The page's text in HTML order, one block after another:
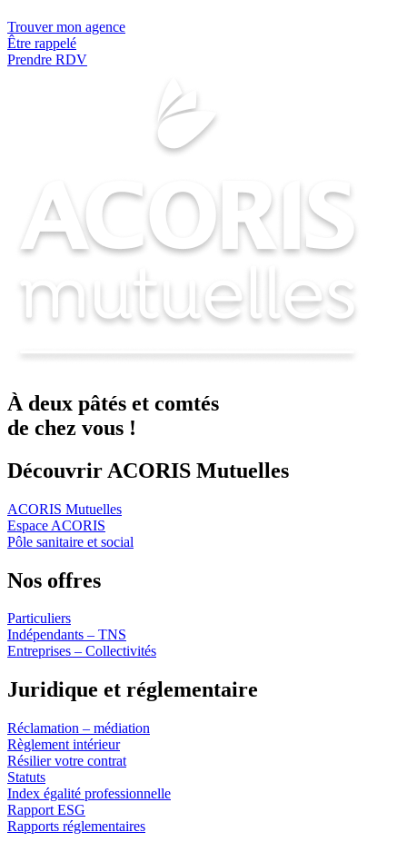
Trouver mon agence
Être rappelé
Prendre RDV
À deux pâtés et comtés
de chez vous !
Découvrir ACORIS Mutuelles
ACORIS Mutuelles
Espace ACORIS
Pôle sanitaire et social
Nos offres
Particuliers
Indépendants – TNS
Entreprises – Collectivités
Juridique et réglementaire
Réclamation – médiation
Règlement intérieur
Résilier votre contrat
Statuts
Index égalité professionnelle
Rapport ESG
Rapports réglementaires